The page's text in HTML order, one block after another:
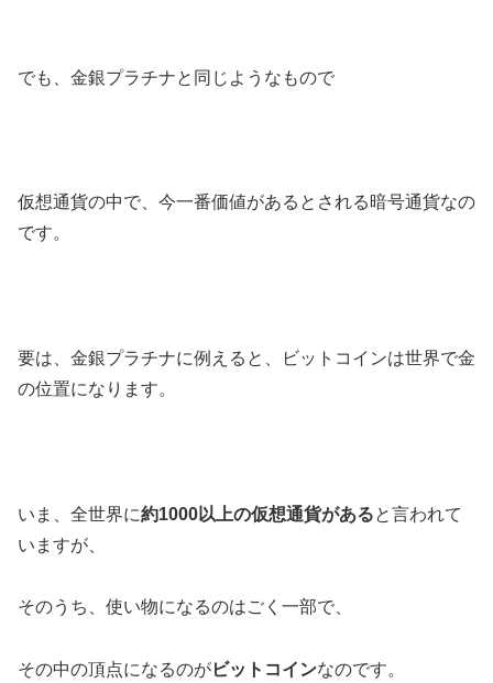
でも、金銀プラチナと同じようなもので
仮想通貨の中で、 今一番価値がある とされる暗号通貨なの
です。
要は、金銀プラチナに例えると、ビットコインは世界で金
の位置になります。
いま、全世界に約1000以上の仮想通貨があると言われて
いますが、
そのうち、使い物になるのはごく一部で、
その中の頂点になるのがビットコインなのです。